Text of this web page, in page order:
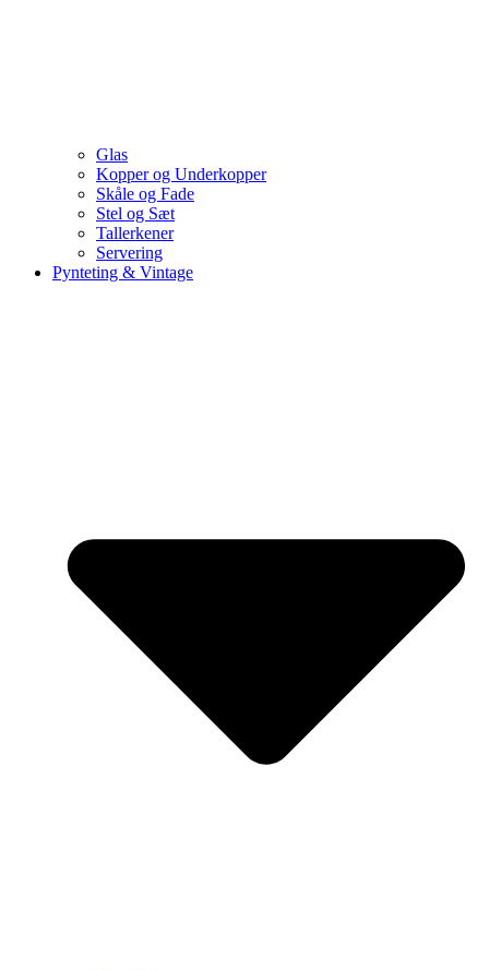
Glas
Kopper og Underkopper
Skåle og Fade
Stel og Sæt
Tallerkener
Servering
Pynteting & Vintage